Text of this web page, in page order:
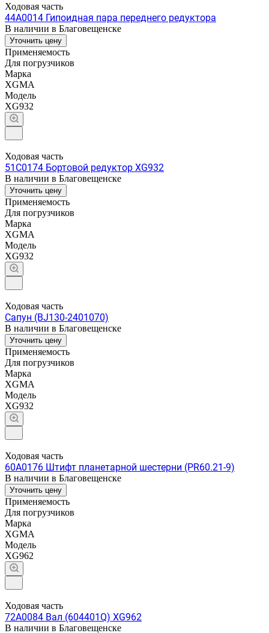
Ходовая часть
44A0014 Гипоидная пара переднего редуктора
В наличии в Благовещенске
Уточнить цену
Применяемость
Для погрузчиков
Марка
XGMA
Модель
XG932
Ходовая часть
51C0174 Бортовой редуктор XG932
В наличии в Благовещенске
Уточнить цену
Применяемость
Для погрузчиков
Марка
XGMA
Модель
XG932
Ходовая часть
Сапун (BJ130-2401070)
В наличии в Благовещенске
Уточнить цену
Применяемость
Для погрузчиков
Марка
XGMA
Модель
XG932
Ходовая часть
60A0176 Штифт планетарной шестерни (PR60.21-9)
В наличии в Благовещенске
Уточнить цену
Применяемость
Для погрузчиков
Марка
XGMA
Модель
XG962
Ходовая часть
72A0084 Вал (604401Q) XG962
В наличии в Благовещенске